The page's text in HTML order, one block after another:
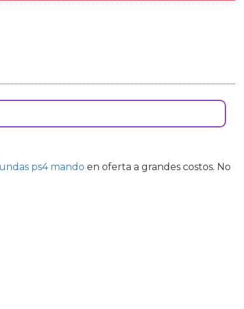
ps4 mando en oferta a grandes costos. No